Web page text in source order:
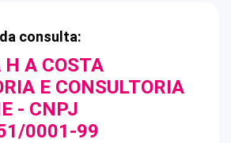
consulta:
A COSTA
E CONSULTORIA
- CNPJ
0001-99